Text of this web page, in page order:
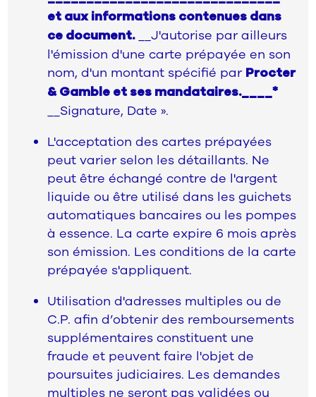
et aux informations contenues dans
ce document.__J'autorise par ailleurs
l'émission d'une carte prépayée en son
nom, d'un montant spécifié par Procter
& Gamble et ses mandataires.____*
__Signature, Date ».
L'acceptation des cartes prépayées
peut varier selon les détaillants. Ne
peut être échangé contre de l'argent
liquide ou être utilisé dans les guichets
automatiques bancaires ou les pompes
à essence. La carte expire 6 mois après
son émission. Les conditions de la carte
prépayée s'appliquent.
Utilisation d'adresses multiples ou de
C.P. afin d’obtenir des remboursements
supplémentaires constituent une
fraude et peuvent faire l'objet de
poursuites judiciaires. Les demandes
multiples ne seront pas validées ou